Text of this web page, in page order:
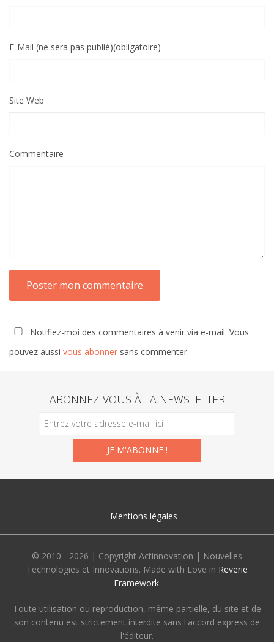
E-Mail (ne sera pas publié)(obligatoire)
Site Web
Commentaire
Notifiez-moi des commentaires à venir via e-mail. Vous
pouvez aussi vous abonner sans commenter.
ABONNEZ-VOUS À LA NEWSLETTER
Mentions légales
© 2010 - 2026 | Copyright Actinnovation | Nouvelles
Technologies et Innovations. Made with Love in Reverie
Framework.
Toute utilisation ou reproduction, même partielle, du site et de
son contenu est strictement interdite sans l'accord express de
l'éditeur.